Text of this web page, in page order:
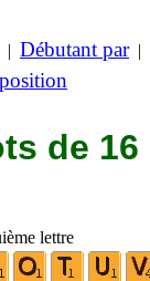
| Débutant par|
de
lettre